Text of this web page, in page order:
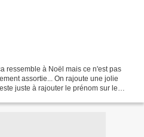
ressemble à Noël mais ce n'est pas
assortie... On rajoute une jolie
juste à rajouter le prénom sur le